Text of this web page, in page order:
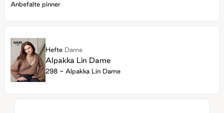
Anbefalte pinner
Hefte Dame
Alpakka Lin Dame
298 - Alpakka Lin Dame